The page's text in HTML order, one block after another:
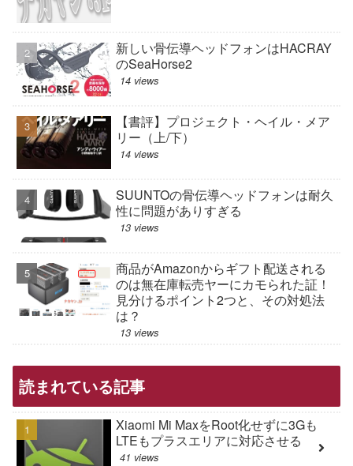
新しい骨伝導ヘッドフォンはHACRAY
のSeaHorse2
14 views
【書評】プロジェクト・ヘイル・メア
リー（上/下）
14 views
SUUNTOの骨伝導ヘッドフォンは耐久
性に問題がありすぎる
13 views
商品がAmazonからギフト配送される
のは無在庫転売ヤーにカモられた証！
見分けるポイント2つと、その対処法
は？
13 views
読まれている記事
Xiaomi Mi MaxをRoot化せずに3Gも
LTEもプラスエリアに対応させる
41 views